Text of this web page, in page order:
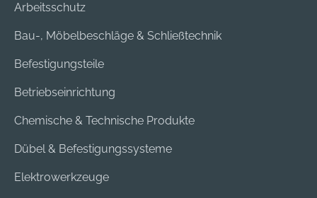
Arbeitsschutz
Bau-, Möbelbeschläge & Schließtechnik
Befestigungsteile
Betriebseinrichtung
Chemische & Technische Produkte
Dübel & Befestigungssysteme
Elektrowerkzeuge